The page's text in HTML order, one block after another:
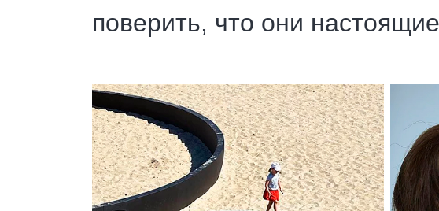
поверить, что они